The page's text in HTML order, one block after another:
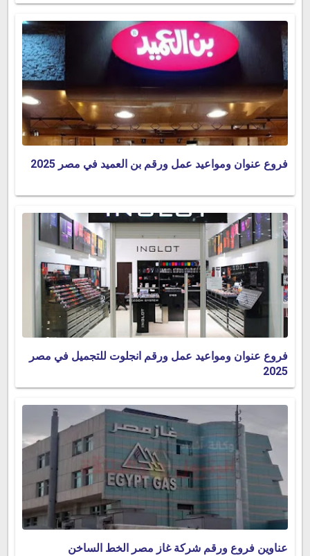
فروع عنوان ومواعيد عمل ورقم بن العميد في مصر 2025
فروع عنوان ومواعيد عمل ورقم انجلوت للتجميل في مصر
2025
عناوين فروع ورقم شركة غاز مصر الخط الساخن